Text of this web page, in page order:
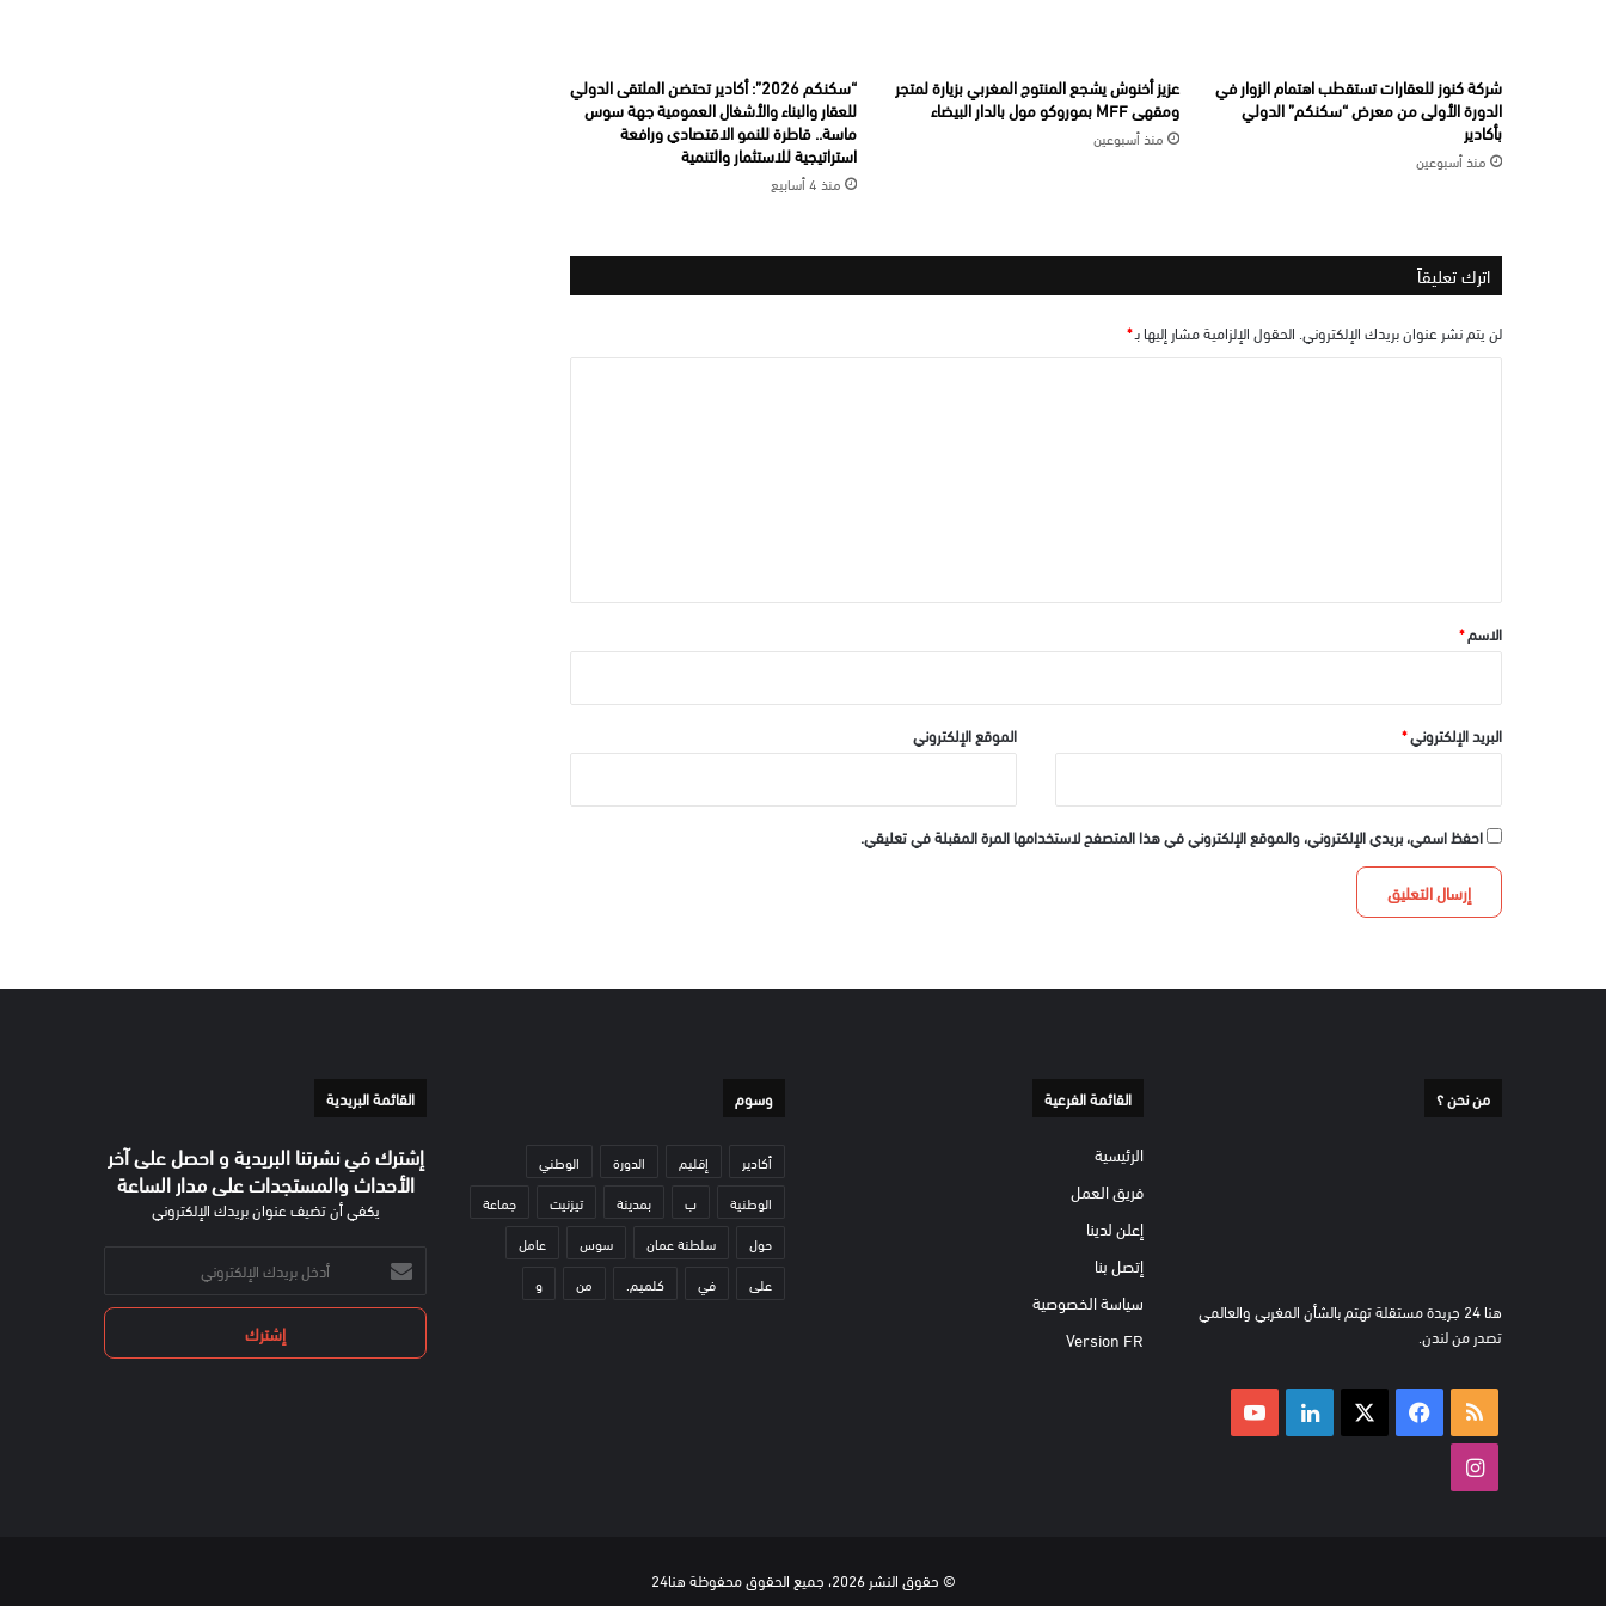
شركة كنوز للعقارات تستقطب اهتمام الزوار في
الدورة الأولى من معرض “سكنكم” الدولي
بأكادير
منذ أسبوعين
عزيز أخنوش يشجع المنتوج المغربي بزيارة لمتجر
ومقهى MFF بموروكو مول بالدار البيضاء
منذ أسبوعين
“سكنكم 2026”: أكادير تحتضن الملتقى الدولي
للعقار والبناء والأشغال العمومية جهة سوس
ماسة.. قاطرة للنمو الاقتصادي ورافعة
استراتيجية للاستثمار والتنمية
منذ 4 أسابيع
اترك تعليقاً
لن يتم نشر عنوان بريدك الإلكتروني. الحقول الإلزامية مشار إليها بـ*
*الاسم*
البريد الإلكتروني* الموقع الإلكتروني
احفظ اسمي، بريدي الإلكتروني، والموقع الإلكتروني في هذا المتصفح لاستخدامها المرة المقبلة في تعليقي.
من نحن ؟
هنا 24 جريدة مستقلة تهتم بالشأن المغربي والعالمي
تصدر من لندن.
ملخص فيسبوك لينكدإن
القائمة الفرعية
الرئيسية
فريق العمل
إعلن لدينا
إتصل بنا
سياسة الخصوصية
Version FR
وسوم
أكادير إقليم الدورة
الوطني
الوطنية
ب بمدينة تيزنيت
جماعة
حول
سلطنة عمان سوس
عامل
على
في كلميم. من و
القائمة البريدية
إشترك في نشرتنا البريدية و احصل على آخر
الأحداث والمستجدات على مدار الساعة
يكفي أن تضيف عنوان بريدك الإلكتروني
أدخل
بريدك
الإلكتروني
© حقوق النشر 2026، جميع الحقوق محفوظة هنا24